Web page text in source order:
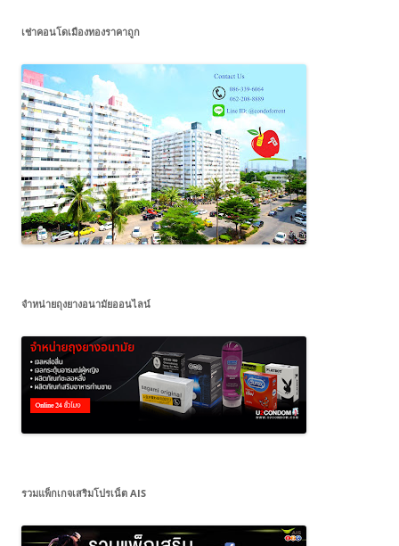
เช่าคอนโดเมืองทองราคาถูก
จำหน่ายถุงยางอนามัยออนไลน์
รวมแพ็กเกจเสริมโปรเน็ต AIS